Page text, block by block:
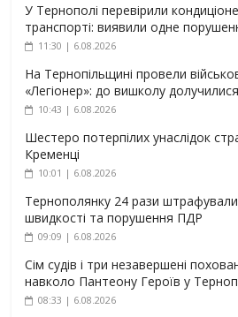
У Тернополі перевірили
транспорті: виявили одне
11:30 | 6.08.2026
На Тернопільщині провели
«Легіонер»: до вишколу
10:43 | 6.08.2026
Шестеро потерпілих унаслідок
Кременці
10:01 | 6.08.2026
Тернополянку 24 рази
швидкості та порушення ПДР
09:09 | 6.08.2026
Сім судів і три незавершені
навколо Пантеону Героїв у
08:33 | 6.08.2026